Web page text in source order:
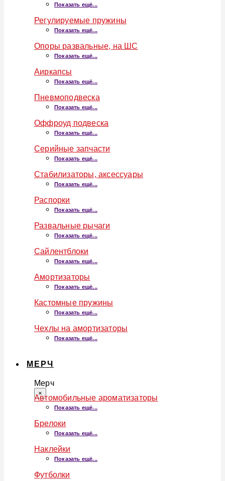
Показать ещё...
Регулируемые пружины
Показать ещё...
Опоры развальные, на ШС
Показать ещё...
Аиркапсы
Показать ещё...
Пневмоподвеска
Показать ещё...
Оффроуд подвеска
Показать ещё...
Серийные запчасти
Показать ещё...
Стабилизаторы, аксессуары
Показать ещё...
Распорки
Показать ещё...
Развальные рычаги
Показать ещё...
Сайлентблоки
Показать ещё...
Амортизаторы
Показать ещё...
Кастомные пружины
Показать ещё...
Чехлы на амортизаторы
Показать ещё...
МЕРЧ
Мерч
×
Автомобильные ароматизаторы
Показать ещё...
Брелоки
Показать ещё...
Наклейки
Показать ещё...
Футболки